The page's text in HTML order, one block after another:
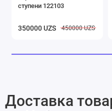
ступени 122103
350000 UZS 450000 UZS
Доставка